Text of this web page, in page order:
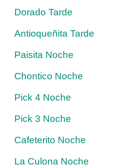
Dorado Tarde
Antioqueñita Tarde
Paisita Noche
Chontico Noche
Pick 4 Noche
Pick 3 Noche
Cafeterito Noche
La Culona Noche